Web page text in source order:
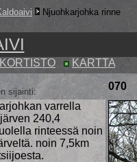
Njuohkarjohka rinne
KORTISTO KARTTA
sijainti: 070
varrella
240,4
rinteessä noin
noin 7,5km